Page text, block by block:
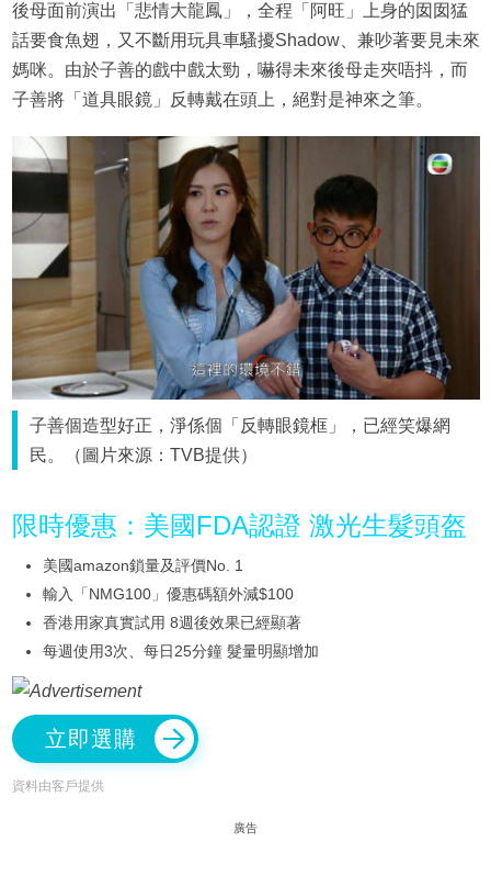
後母面前演出「悲情大龍鳳」，全程「阿旺」上身的囡囡猛
話要食魚翅，又不斷用玩具車騷擾Shadow、兼吵著要見未來
媽咪。由於子善的戲中戲太勁，嚇得未來後母走夾唔抖，而
子善將「道具眼鏡」反轉戴在頭上，絕對是神來之筆。
子善個造型好正，淨係個「反轉眼鏡框」，已經笑爆網
民。（圖片來源：TVB提供）
限時優惠：美國FDA認證 激光生髮頭盔
美國amazon鎖量及評價No. 1
輸入「NMG100」優惠碼額外減$100
香港用家真實試用 8週後效果已經顯著
每週使用3次、每日25分鐘 髮量明顯增加
立即選購
資料由客戶提供
廣告